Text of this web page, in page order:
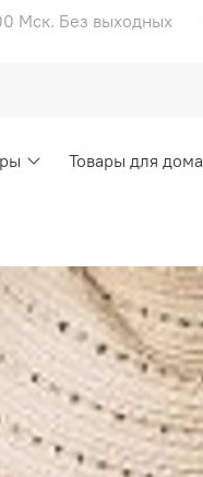
Мск. Без выходных
Товары для дома